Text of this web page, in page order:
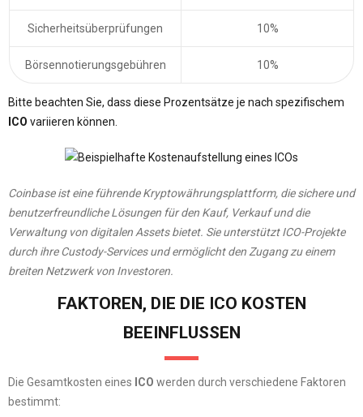
Sicherheitsüberprüfungen 10%
Börsennotierungsgebühren 10%
Bitte beachten Sie, dass diese Prozentsätze je nach spezifischem
ICO variieren können.
Coinbase ist eine führende Kryptowährungsplattform, die sichere und
benutzerfreundliche Lösungen für den Kauf, Verkauf und die
Verwaltung von digitalen Assets bietet. Sie unterstützt ICO-Projekte
durch ihre Custody-Services und ermöglicht den Zugang zu einem
breiten Netzwerk von Investoren.
FAKTOREN, DIE DIE ICO KOSTEN
BEEINFLUSSEN
Die Gesamtkosten eines ICO werden durch verschiedene Faktoren
bestimmt: